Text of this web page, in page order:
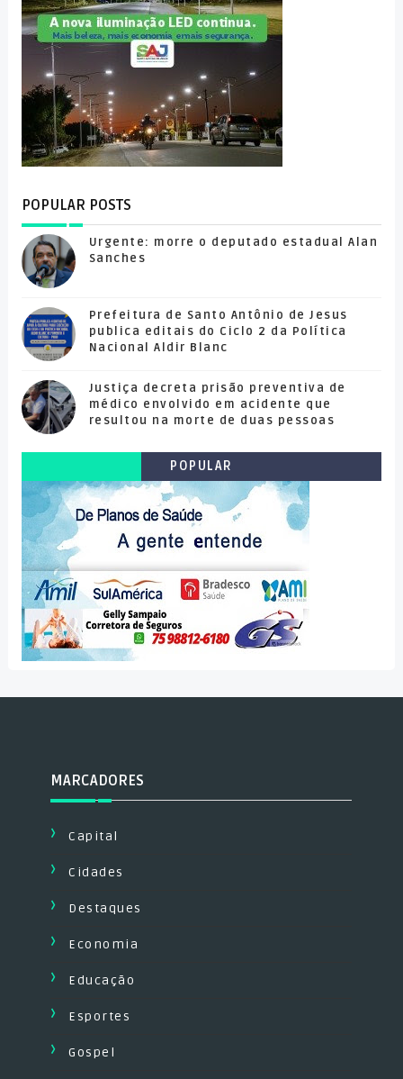
POPULAR POSTS
Urgente: morre o deputado estadual Alan
Sanches
Prefeitura de Santo Antônio de Jesus
publica editais do Ciclo 2 da Política
Nacional Aldir Blanc
Justiça decreta prisão preventiva de
médico envolvido em acidente que
resultou na morte de duas pessoas
POPULAR
MARCADORES
Capital
Cidades
Destaques
Economia
Educação
Esportes
Gospel